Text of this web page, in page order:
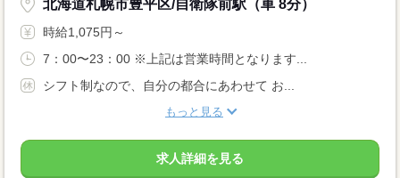
北海道札幌市豊平区/自衛隊前駅（車 8分）
時給1,075円～
7：00〜23：00 ※上記は営業時間となります...
シフト制なので、自分の都合にあわせて お...
もっと見る
求人詳細を見る